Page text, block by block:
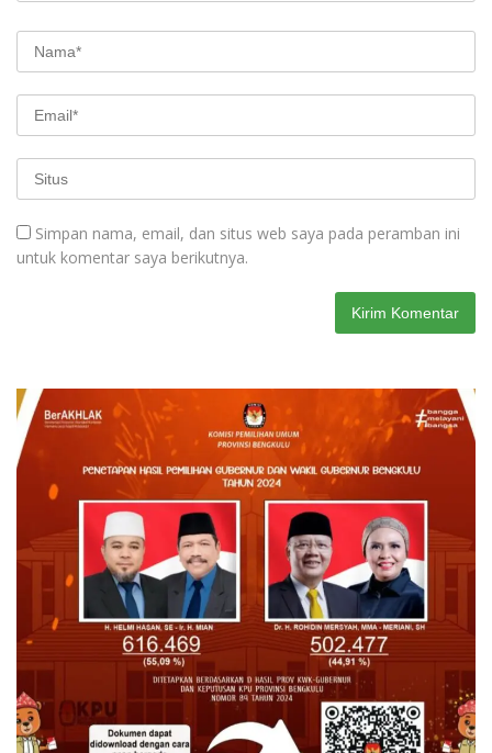
Simpan nama, email, dan situs web saya pada peramban ini
untuk komentar saya berikutnya.